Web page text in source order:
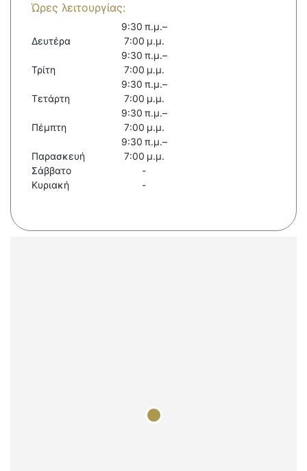
Ώρες λειτουργίας:
Δευτέρα
9:30 π.μ.–
7:00 μ.μ.
Τρίτη
9:30 π.μ.–
7:00 μ.μ.
Τετάρτη
9:30 π.μ.–
7:00 μ.μ.
Πέμπτη
9:30 π.μ.–
7:00 μ.μ.
Παρασκευή
9:30 π.μ.–
7:00 μ.μ.
Σάββατο
-
Κυριακή
-